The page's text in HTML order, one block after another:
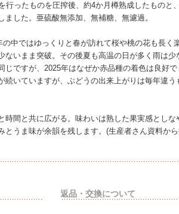
行ったものを圧搾後、約4か月樽熟成したものと
した。亜硫酸無添加、無補糖、無濾過。
中ではゆっくりと春が訪れて桜や桃の花も長く
ないまま突破。その後夏も高温の日が多く雨は
ですが、2025年はなぜか赤品種の着色は良好
続いていますが、ぶどうの出来上がりは毎年違う
時間と共に広がる。味わいは熟した果実感とし
とうま味が余韻を残します。(生産者さん資料か
返品・交換について